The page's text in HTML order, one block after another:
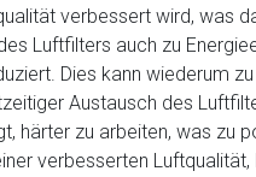
verbessert wird, was
Luftfilters auch zu
Dies kann wiederum
Austausch des
härter zu arbeiten, was zu
verbesserten